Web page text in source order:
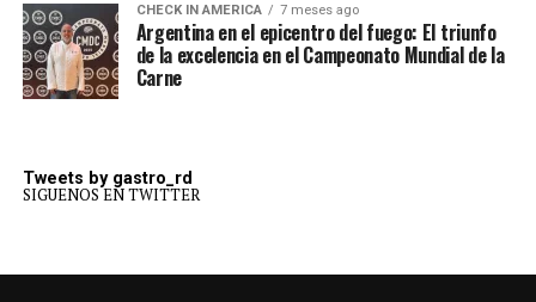
CHECK IN AMERICA 7 meses ago
Argentina en el epicentro del fuego: El triunfo
de la excelencia en el Campeonato Mundial de la
Carne
Tweets by gastro_rd
SIGUENOS EN TWITTER